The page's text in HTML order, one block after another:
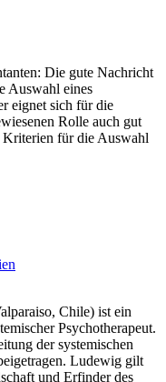
Die gute Nachricht
Auswahl eines
eignet sich für die
Rolle auch gut
für die Auswahl
Chile) ist ein
Psychotherapeut.
der systemischen
Ludewig gilt
und Erfinder des